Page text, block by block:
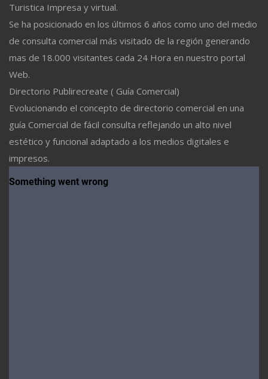
Turistica Impresa y virtual.
Se ha posicionado en los últimos 6 años como uno del medio
de consulta comercial más visitado de la región generando
mas de 18.000 visitantes cada 24 Hora en nuestro portal
Web.
Directorio Publirecreate ( Guía Comercial)
Evolucionando el concepto de directorio comercial en una
guía Comercial de fácil consulta reflejando un alto nivel
estético y funcional adaptado a los medios digitales e
impresos.